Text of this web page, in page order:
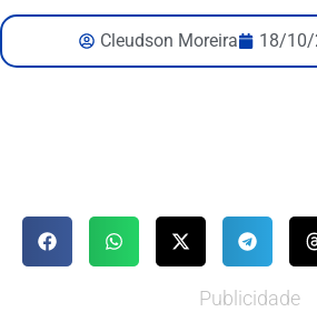
Cleudson Moreira 18/10/
Publicidade